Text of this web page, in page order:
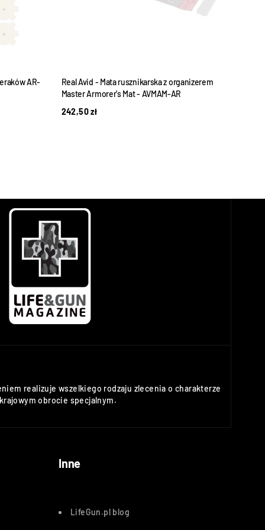
AR-
Real Avid - Mata rusznikarska z organizerem
Master Armorer's Mat - AVMAM-AR
242,50zł
realizuje wszelkiego rodzaju zlecenia o charakterze
obrocie specjalnym.
Inne
LifeGun.pl blog